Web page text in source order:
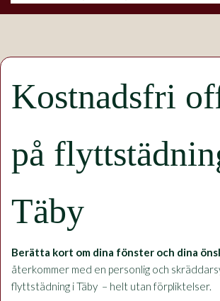
Kostnadsfri
på
Täby
Berätta kort om dina fönster och dina
återkommer med en personlig och
flyttstädning i Täby – helt utan förpliktelser.